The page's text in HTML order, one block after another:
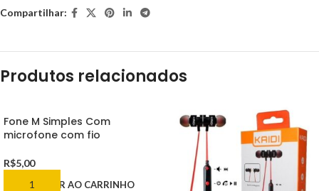
Compartilhar:
Produtos relacionados
Fone M Simples Com
microfone com fio
R$5,00
ADICIONAR AO CARRINHO